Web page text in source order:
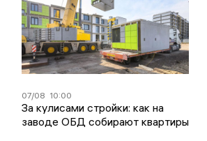
07/08 10:00
За кулисами стройки: как на
заводе ОБД собирают квартиры